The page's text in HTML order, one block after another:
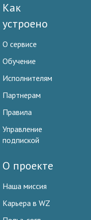
Как
устроено
О сервисе
Обучение
Исполнителям
Партнерам
Правила
Управление
подпиской
О проекте
Наша миссия
Карьера в WZ